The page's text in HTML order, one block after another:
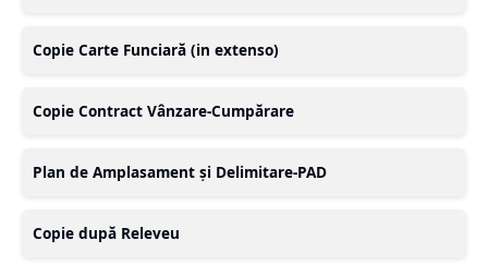
Copie Carte Funciară (in extenso)
Copie Contract Vânzare-Cumpărare
Plan de Amplasament și Delimitare-PAD
Copie după Releveu